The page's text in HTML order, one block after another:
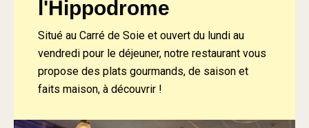
l'Hippodrome
Situé au Carré de Soie et ouvert du lundi au
vendredi pour le déjeuner, notre restaurant vous
propose des plats gourmands, de saison et
faits maison, à découvrir !